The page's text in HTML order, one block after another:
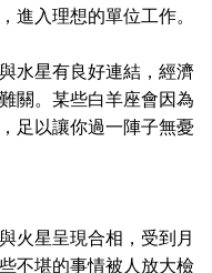
進入理想的單位工作。
水星有良好連結，經濟
關。某些白羊座會因為
足以讓你過一陣子無憂
火星呈現合相，受到月
不堪的事情被人放大檢